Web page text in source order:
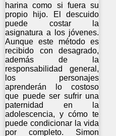
harina como si fuera su
propio hijo. El descuido
puede costar la
asignatura a los jóvenes.
Aunque este método es
recibido con desagrado,
además de la
responsabilidad general,
los personajes
aprenderán lo costoso
que puede ser sufrir una
paternidad en la
adolescencia, y cómo te
puede condicionar la vida
por completo. Simon